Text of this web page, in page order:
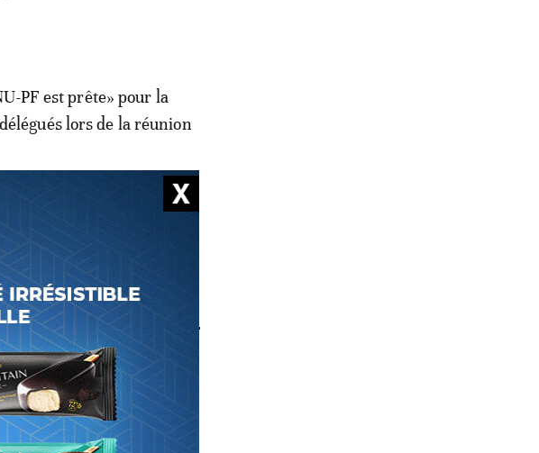
PF est prête» pour la
lors de la réunion
a exhorté ses
désavoué